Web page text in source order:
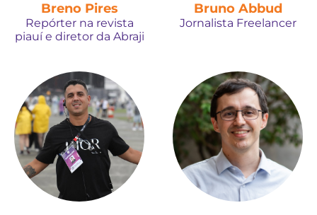
Breno Pires
Repórter na revista
piauí e diretor da Abraji
Bruno Abbud
Jornalista Freelancer